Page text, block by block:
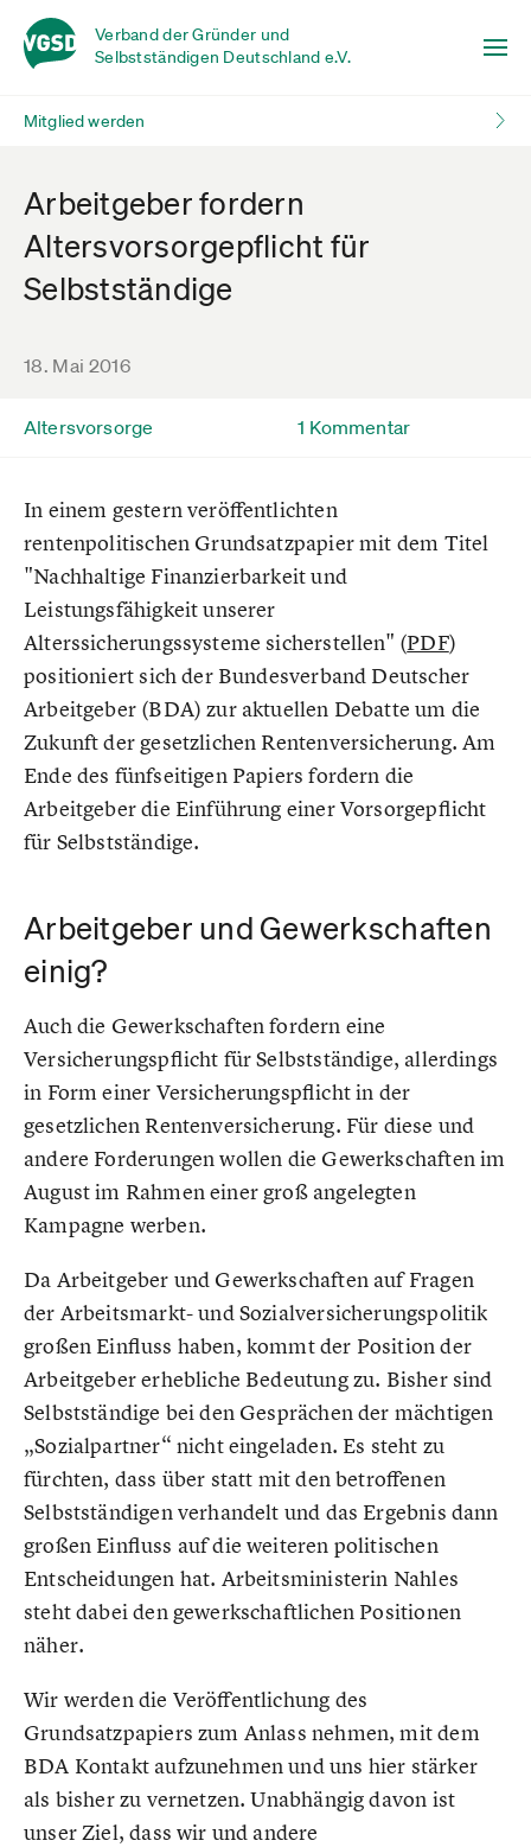
Verband der Gründer und
Selbstständigen Deutschland e.V.
Mitglied werden
Arbeitgeber fordern
Altersvorsorgepflicht für
Selbstständige
18. Mai 2016
Altersvorsorge 1 Kommentar
In einem gestern veröffentlichten
rentenpolitischen Grundsatzpapier mit dem Titel
"Nachhaltige Finanzierbarkeit und
Leistungsfähigkeit unserer
Alterssicherungssysteme sicherstellen" (PDF)
positioniert sich der Bundesverband Deutscher
Arbeitgeber (BDA) zur aktuellen Debatte um die
Zukunft der gesetzlichen Rentenversicherung. Am
Ende des fünfseitigen Papiers fordern die
Arbeitgeber die Einführung einer Vorsorgepflicht
für Selbstständige.
Arbeitgeber und Gewerkschaften
einig?
Auch die Gewerkschaften fordern eine
Versicherungspflicht für Selbstständige, allerdings
in Form einer Versicherungspflicht in der
gesetzlichen Rentenversicherung. Für diese und
andere Forderungen wollen die Gewerkschaften im
August im Rahmen einer groß angelegten
Kampagne werben.
Da Arbeitgeber und Gewerkschaften auf Fragen
der Arbeitsmarkt- und Sozialversicherungspolitik
großen Einfluss haben, kommt der Position der
Arbeitgeber erhebliche Bedeutung zu. Bisher sind
Selbstständige bei den Gesprächen der mächtigen
„Sozialpartner“ nicht eingeladen. Es steht zu
fürchten, dass über statt mit den betroffenen
Selbstständigen verhandelt und das Ergebnis dann
großen Einfluss auf die weiteren politischen
Entscheidungen hat. Arbeitsministerin Nahles
steht dabei den gewerkschaftlichen Positionen
näher.
Wir werden die Veröffentlichung des
Grundsatzpapiers zum Anlass nehmen, mit dem
BDA Kontakt aufzunehmen und uns hier stärker
als bisher zu vernetzen. Unabhängig davon ist
unser Ziel, dass wir und andere